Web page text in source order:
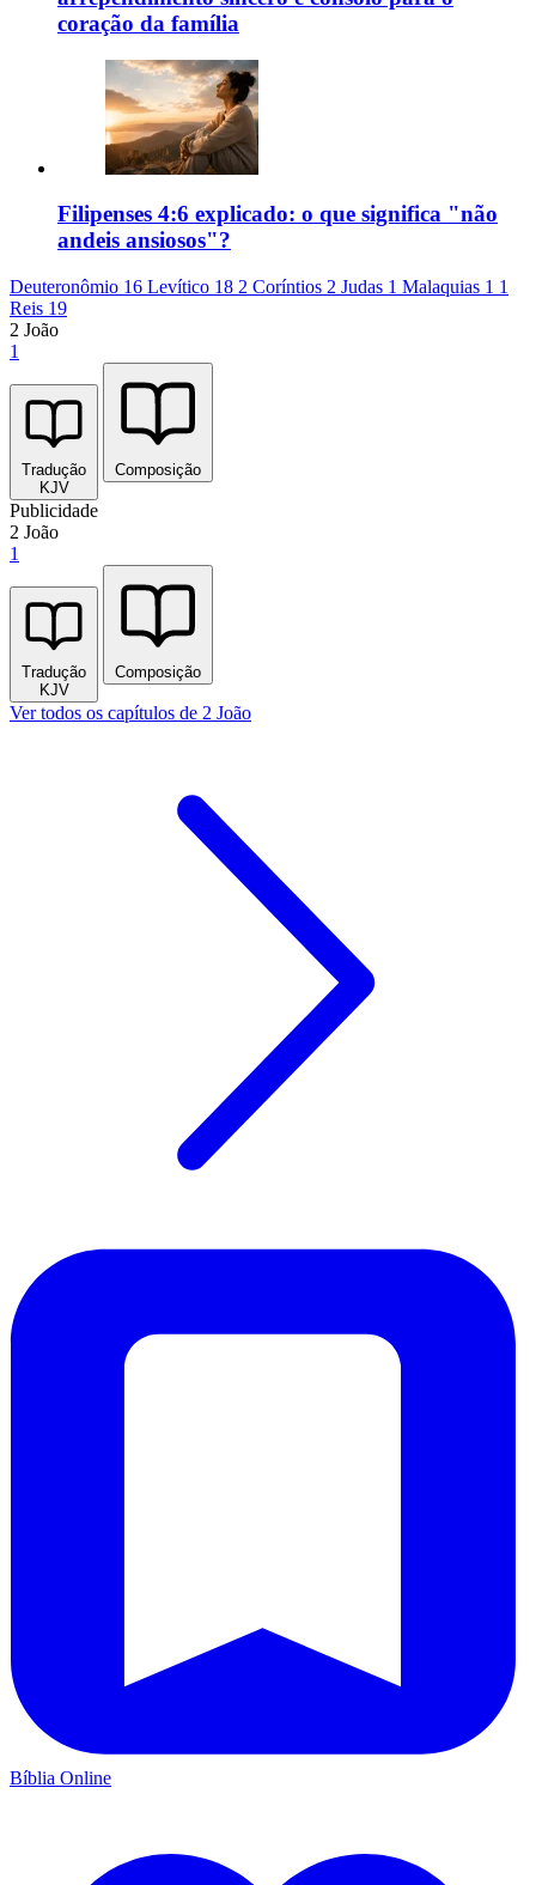
coração da família
Filipenses 4:6 explicado: o que significa "não
andeis ansiosos"?
Deuteronômio 16 Levítico 18 2 Coríntios 2 Judas 1 Malaquias 1 1
Reis 19
2 João
1
Tradução
KJV
Composição
Publicidade
2 João
1
Tradução
KJV
Composição
Ver todos os capítulos de 2 João
Bíblia Online